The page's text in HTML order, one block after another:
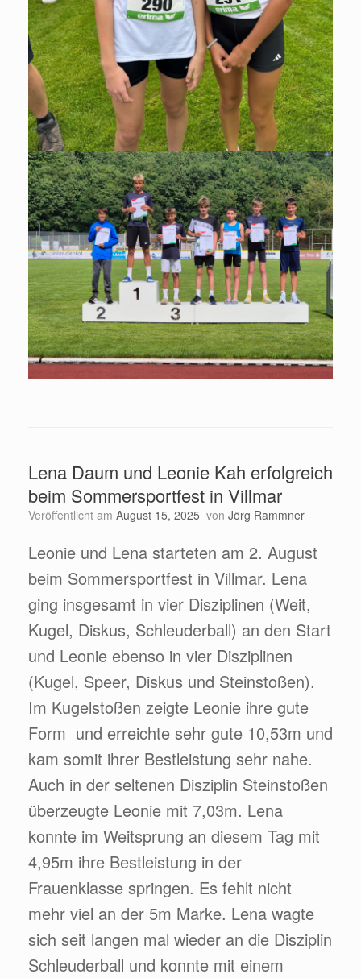
Lena Daum und Leonie Kah erfolgreich
beim Sommersportfest in Villmar
Veröffentlicht am August 15, 2025 von Jörg Rammner
Leonie und Lena starteten am 2. August
beim Sommersportfest in Villmar. Lena
ging insgesamt in vier Disziplinen (Weit,
Kugel, Diskus, Schleuderball) an den Start
und Leonie ebenso in vier Disziplinen
(Kugel, Speer, Diskus und Steinstoßen).
Im Kugelstoßen zeigte Leonie ihre gute
Form und erreichte sehr gute 10,53m und
kam somit ihrer Bestleistung sehr nahe.
Auch in der seltenen Disziplin Steinstoßen
überzeugte Leonie mit 7,03m. Lena
konnte im Weitsprung an diesem Tag mit
4,95m ihre Bestleistung in der
Frauenklasse springen. Es fehlt nicht
mehr viel an der 5m Marke. Lena wagte
sich seit langen mal wieder an die Disziplin
Schleuderball und konnte mit einem